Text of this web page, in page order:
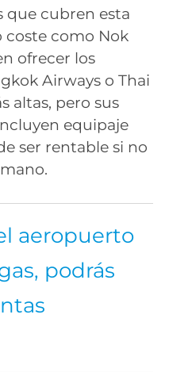
que cubren esta
coste como Nok
ofrecer los
Airways o Thai
altas, pero sus
equipaje
ser rentable si no
aeropuerto
podrás